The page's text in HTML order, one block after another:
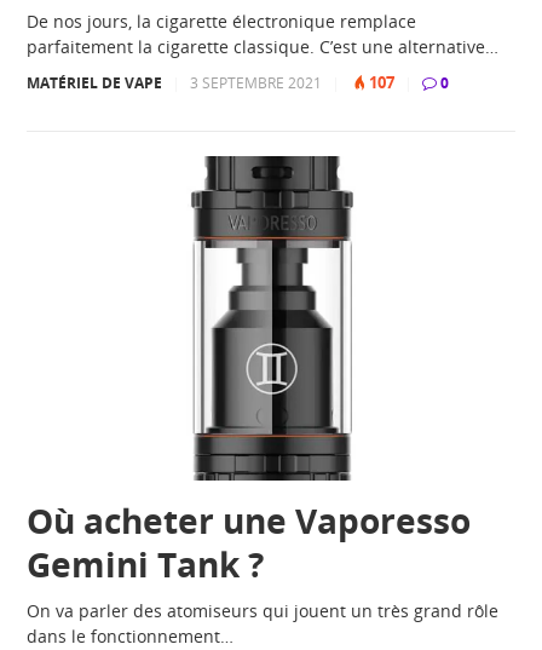
De nos jours, la cigarette électronique remplace
parfaitement la cigarette classique. C’est une alternative…
MATÉRIEL DE VAPE 3 SEPTEMBRE 2021 107 0
Où acheter une Vaporesso
Gemini Tank ?
On va parler des atomiseurs qui jouent un très grand rôle
dans le fonctionnement…